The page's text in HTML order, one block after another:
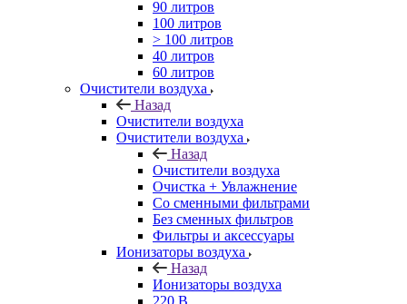
90 литров
100 литров
> 100 литров
40 литров
60 литров
Очистители воздуха
Назад
Очистители воздуха
Очистители воздуха
Назад
Очистители воздуха
Очистка + Увлажнение
Cо сменными фильтрами
Без сменных фильтров
Фильтры и аксессуары
Ионизаторы воздуха
Назад
Ионизаторы воздуха
220 В